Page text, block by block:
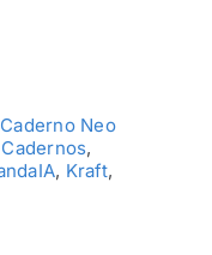
Caderno Neo
Cadernos,
, Kraft,